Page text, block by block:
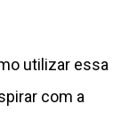
utilizar essa
com a